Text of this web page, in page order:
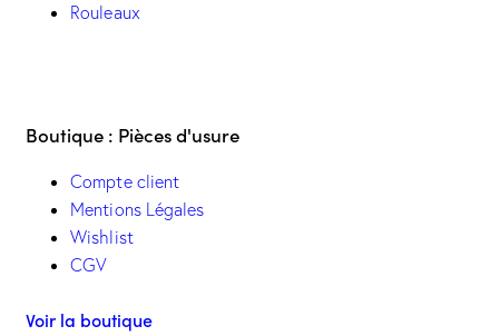
Rouleaux
Boutique : Pièces d'usure
Compte client
Mentions Légales
Wishlist
CGV
Voir la boutique